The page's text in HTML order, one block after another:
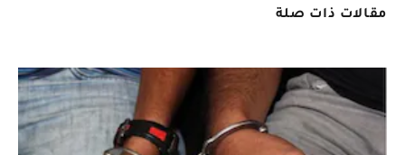
مقالات ذات صلة